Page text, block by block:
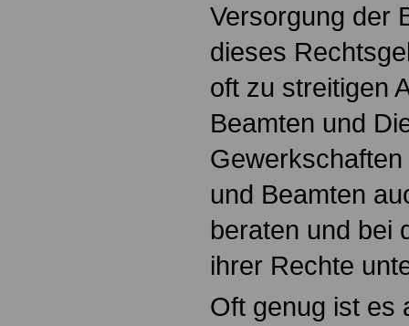
Versorgung der
dieses
oft zu streitigen
Beamten und
und Beamten
beraten und bei
ihrer Rechte
Oft genug ist es